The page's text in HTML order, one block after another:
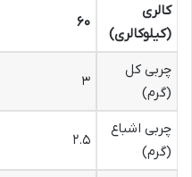
کالری
(کیلوکالری)
۶۰
چربی کل
(گرم)
۳
چربی اشباع
(گرم)
۲.۵